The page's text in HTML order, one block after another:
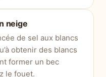
neige
de sel aux blancs
obtenir des blancs
former un bec
le fouet.